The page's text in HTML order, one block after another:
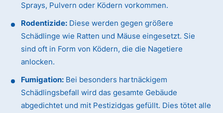
Sprays, Pulvern oder Ködern vorkommen.
Rodentizide: Diese werden gegen größere
Schädlinge wie Ratten und Mäuse eingesetzt. Sie
sind oft in Form von Ködern, die die Nagetiere
anlocken.
Fumigation: Bei besonders hartnäckigem
Schädlingsbefall wird das gesamte Gebäude
abgedichtet und mit Pestizidgas gefüllt. Dies tötet alle